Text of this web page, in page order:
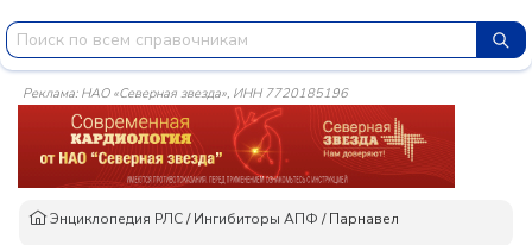
Реклама: НАО «Северная звезда», ИНН 7720185196
Энциклопедия РЛС/Ингибиторы АПФ /Парнавел